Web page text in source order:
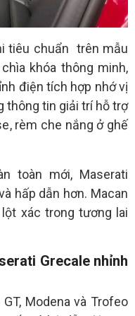
tiêu chuẩn trên mẫu
khóa thông minh,
điện tích hợp nhớ vị
thông tin giải trí hỗ trợ
rèm che nắng ở ghế
toàn mới, Maserati
hấp dẫn hơn. Macan
xác trong tương lai
Grecale nhỉnh
Modena và Trofeo